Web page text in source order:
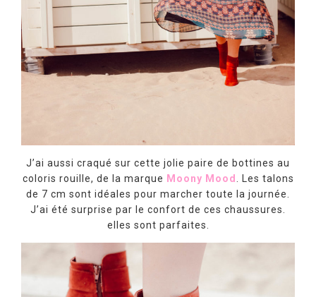
J’ai aussi craqué sur cette jolie paire de bottines au
coloris rouille, de la marque Moony Mood . Les talons
de 7 cm sont idéales pour marcher toute la journée.
J’ai été surprise par le confort de ces chaussures.
elles sont parfaites.